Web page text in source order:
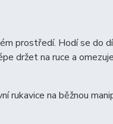
prostředí. Hodí se do
držet na ruce a
rukavice na běžnou